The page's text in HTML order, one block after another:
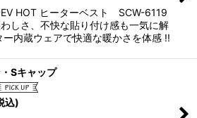
絞り込む
HOT ヒーターベスト SCW-6119
しさ、不快な貼り付け感も一気に解
ー内蔵ウェアで快適な暖かさを体感 !!
Sキャップ
込)